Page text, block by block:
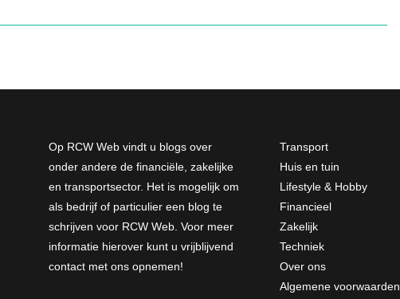
Op RCW Web vindt u blogs over
onder andere de financiële, zakelijke
en transportsector. Het is mogelijk om
als bedrijf of particulier een blog te
schrijven voor RCW Web. Voor meer
informatie hierover kunt u vrijblijvend
contact met ons opnemen!
Transport
Huis en tuin
Lifestyle & Hobby
Financieel
Zakelijk
Techniek
Over ons
Algemene voorwaarden